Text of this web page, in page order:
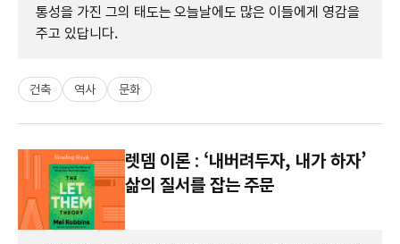
통성을 가진 그의 태도는 오늘날에도 많은 이들에게 영감을
주고 있답니다.
건축 역사 문화
렛뎀 이론 : ‘내버려두자, 내가 하자’
삶의 질서를 잡는 주문